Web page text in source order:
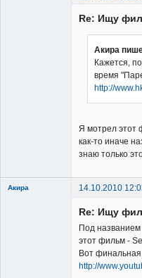
Re: Ищу
Акира
Кажется,
время
http://
Я мотрел этот
как-то иначе
знаю только
Акира 14.10.2010
Re: Ищу
Под
этот фильм -
Вот финальная
http://